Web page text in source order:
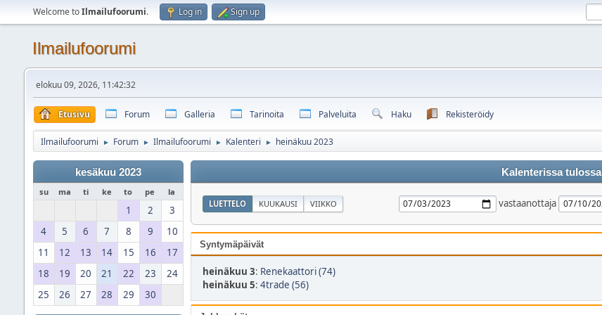
Welcome toIlmailufoorumi. Log in Sign up
Ilmailufoorumi
elokuu 09, 2026, 11:42:32
Etusivu Forum Galleria Tarinoita Palveluita Haku Rekisteröidy
Ilmailufoorumi ► Forum ► Ilmailufoorumi ► Kalenteri ► heinäkuu 2023
kesäkuu 2023
su ma ti ke to pe la
1 2
3
4
5 6 7 8 9
10
11
12 13 14 15 16
17
18
19 20 21 22 23
24
25
26 27 28 29 30
Kalenterissa tulossa
LUETTELO KUUKAUSI VIIKKO vastaanottaja
Syntymäpäivät
heinäkuu 3: Renekaattori (74)
heinäkuu 5: 4trade (56)